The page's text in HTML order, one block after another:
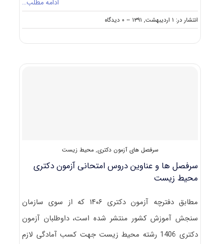
ادامه مطلب…
انتشار در: ۱ اردیبهشت, ۱۳۹۱ -- ۰ دیدگاه
on
ظرفیت
زیست
سرفصل های آزمون دکتری,محیط زیست
سرفصل ها و عناوین دروس امتحانی آزمون دکتری
محیط زیست
مطابق دفترچه آزمون دکتری ۱۴۰۶ که از سوی سازمان
سنجش آموزش کشور منتشر شده است، داوطلبان آزمون
دکتری 1406 رشته محیط زیست جهت کسب آمادگی لازم